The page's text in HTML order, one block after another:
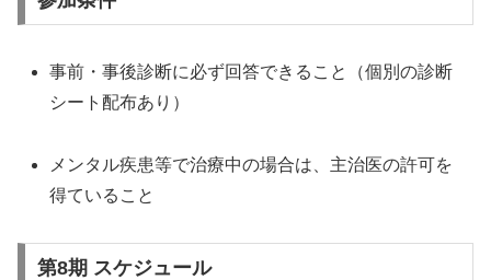
事前・事後診断に必ず回答できること（個別の診断
シート配布あり）
メンタル疾患等で治療中の場合は、主治医の許可を
得ていること
第8期 スケジュール